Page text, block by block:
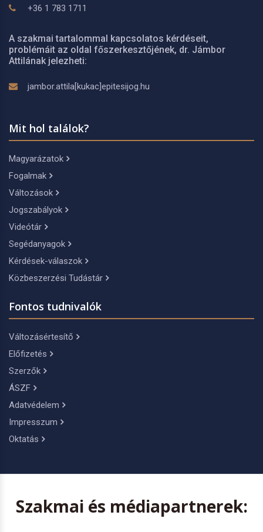
+36 1 783 1711
A szakmai tartalommal kapcsolatos kérdéseit,
problémáit az oldal főszerkesztőjének, dr. Jámbor
Attilának jelezheti:
jambor.attila[kukac]epitesijog.hu
Mit hol találok?
Magyarázatok
Fogalmak
Változások
Jogszabályok
Videótár
Segédanyagok
Kérdések-válaszok
Közbeszerzési Tudástár
Fontos tudnivalók
Változásértesítő
Előfizetés
Szerzők
ÁSZF
Adatvédelem
Impresszum
Oktatás
Szakmai és médiapartnerek: